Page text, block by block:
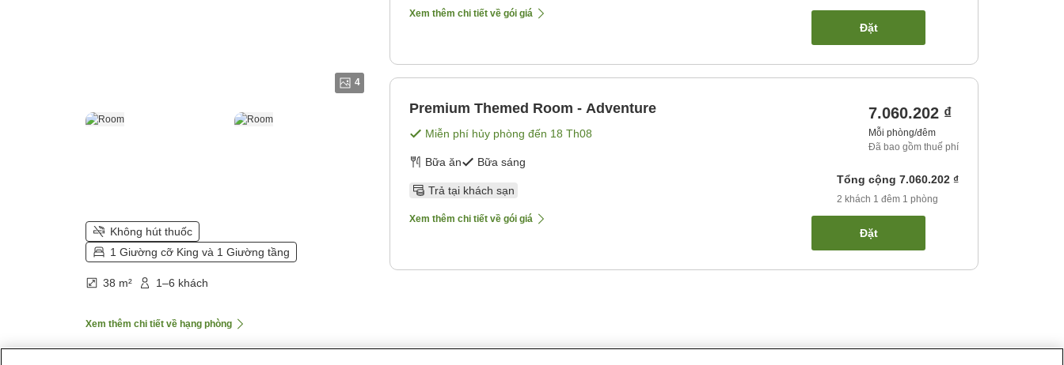
4
Không hút thuốc
1 Giường cỡ King và 1 Giường tầng
38 m² 1–6 khách
Xem thêm chi tiết về hạng phòng
Xem thêm chi tiết về gói giá
Đặt
Premium Themed Room - Adventure
Miễn phí hủy phòng đến 18 Th08
Bữa ăn Bữa sáng
Trả tại khách sạn
Xem thêm chi tiết về gói giá
7.060.202 ₫
Mỗi phòng/đêm
Đã bao gồm thuế phí
Tổng cộng 7.060.202 ₫
2 khách 1 đêm 1 phòng
Đặt